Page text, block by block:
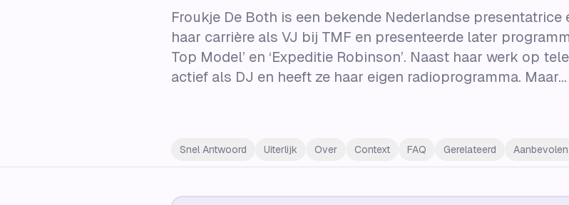
Froukje De Both is een bekende Nederlandse presentatrice
haar carrière als VJ bij TMF en presenteerde later
Top Model’ en ‘Expeditie Robinson’. Naast haar werk op
actief als DJ en heeft ze haar eigen radioprogramma. Maar...
Snel Antwoord Uiterlijk Over Context FAQ Gerelateerd Aanbevolen